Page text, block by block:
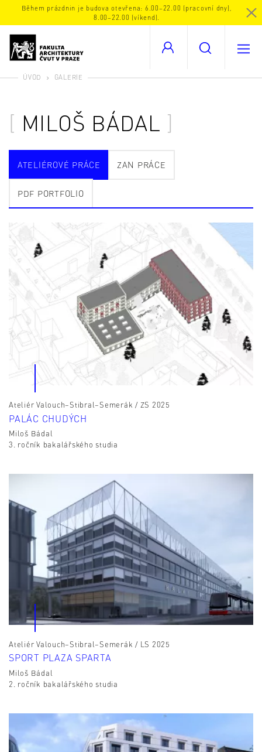
Během prázdnin je budova otevřena: 6.00–22.00 (pracovní dny),
8.00–22.00 (víkend).
ÚVOD GALERIE
MILOŠ BÁDAL
ATELIÉROVÉ PRÁCE ZAN PRÁCE
PDF PORTFOLIO
Ateliér Valouch–Stibral–Semerák / ZS 2025
PALÁC CHUDÝCH
Miloš Bádal
3. ročník bakalářského studia
Ateliér Valouch–Stibral–Semerák / LS 2025
SPORT PLAZA SPARTA
Miloš Bádal
2. ročník bakalářského studia